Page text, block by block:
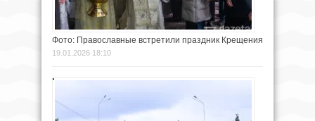
Фото: Православные встретили праздник Крещения
19.01.2026 18:10